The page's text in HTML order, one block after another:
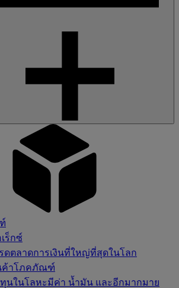
ร็กซ์
ดตลาดการเงินที่ใหญ่ที่สุดในโลก
ค้าโภคภัณฑ์
นในโลหะมีค่า น้ำมัน และอีกมากมาย